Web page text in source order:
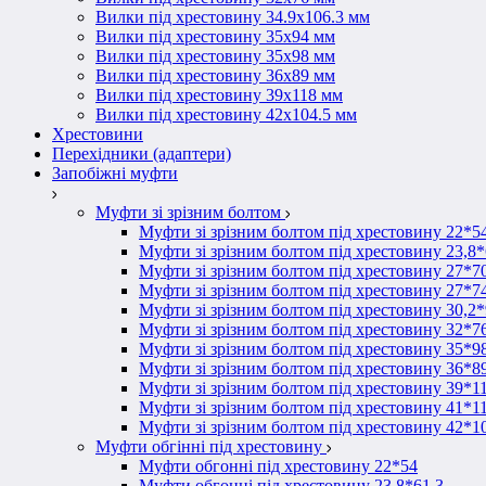
Вилки під хрестовину 34.9х106.3 мм
Вилки під хрестовину 35х94 мм
Вилки під хрестовину 35х98 мм
Вилки під хрестовину 36х89 мм
Вилки під хрестовину 39х118 мм
Вилки під хрестовину 42х104.5 мм
Хрестовини
Перехідники (адаптери)
Запобіжні муфти
Муфти зі зрізним болтом
Муфти зі зрізним болтом під хрестовину
Муфти зі зрізним болтом під хрестовину
Муфти зі зрізним болтом під хрестовину
Муфти зі зрізним болтом під хрестовину
Муфти зі зрізним болтом під хрестовину
Муфти зі зрізним болтом під хрестовину
Муфти зі зрізним болтом під хрестовину
Муфти зі зрізним болтом під хрестовину
Муфти зі зрізним болтом під хрестовину
Муфти зі зрізним болтом під хрестовину
Муфти зі зрізним болтом під хрестовину
Муфти обгінні під хрестовину
Муфти обгонні під хрестовину 22*54